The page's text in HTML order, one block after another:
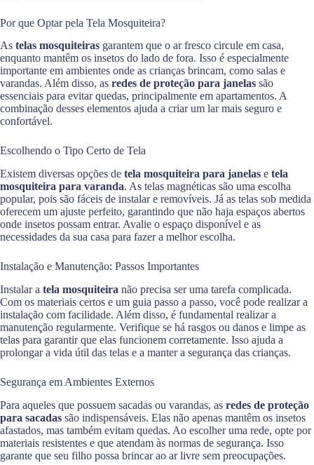
Por que Optar pela Tela Mosquiteira?
As telas mosquiteiras garantem que o ar fresco circule em casa,
enquanto mantêm os insetos do lado de fora. Isso é especialmente
importante em ambientes onde as crianças brincam, como salas e
varandas. Além disso, as redes de proteção para janelas são
essenciais para evitar quedas, principalmente em apartamentos. A
combinação desses elementos ajuda a criar um lar mais seguro e
confortável.
Escolhendo o Tipo Certo de Tela
Existem diversas opções de tela mosquiteira para janelas e tela
mosquiteira para varanda. As telas magnéticas são uma escolha
popular, pois são fáceis de instalar e removíveis. Já as telas sob medida
oferecem um ajuste perfeito, garantindo que não haja espaços abertos
onde insetos possam entrar. Avalie o espaço disponível e as
necessidades da sua casa para fazer a melhor escolha.
Instalação e Manutenção: Passos Importantes
Instalar a tela mosquiteira não precisa ser uma tarefa complicada.
Com os materiais certos e um guia passo a passo, você pode realizar a
instalação com facilidade. Além disso, é fundamental realizar a
manutenção regularmente. Verifique se há rasgos ou danos e limpe as
telas para garantir que elas funcionem corretamente. Isso ajuda a
prolongar a vida útil das telas e a manter a segurança das crianças.
Segurança em Ambientes Externos
Para aqueles que possuem sacadas ou varandas, as redes de proteção
para sacadas são indispensáveis. Elas não apenas mantêm os insetos
afastados, mas também evitam quedas. Ao escolher uma rede, opte por
materiais resistentes e que atendam às normas de segurança. Isso
garante que seu filho possa brincar ao ar livre sem preocupações.